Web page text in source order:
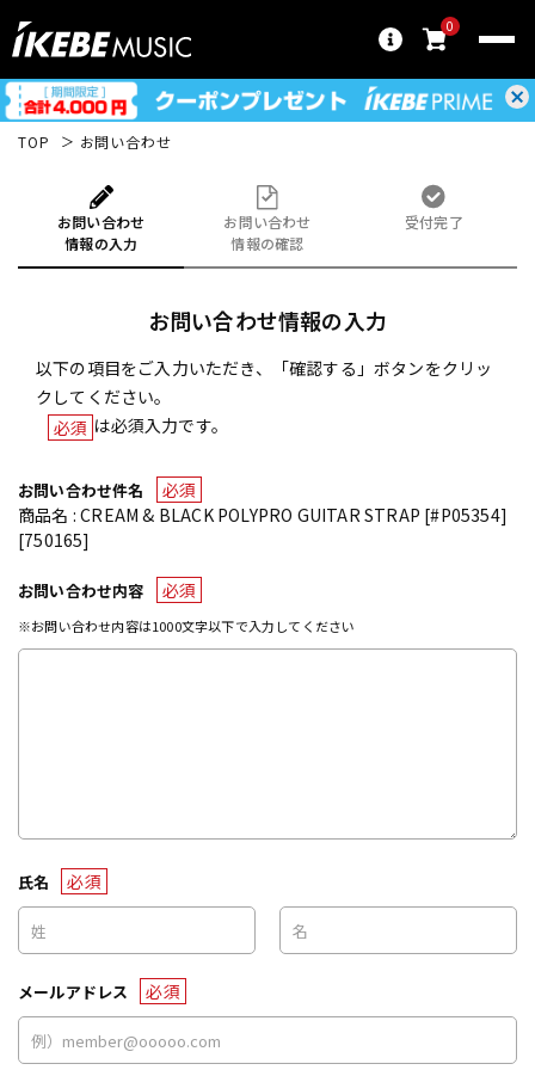
0
TOP お問い合わせ
お問い合わせ
情報の入力
お問い合わせ
情報の確認
受付完了
お問い合わせ情報の入力
以下の項目をご入力いただき、「確認する」ボタンをクリッ
クしてください。
必須 は必須入力です。
お問い合わせ件名
必須
商品名 : CREAM & BLACK POLYPRO GUITAR STRAP [#P05354]
[750165]
お問い合わせ内容 必須
※お問い合わせ内容は1000文字以下で入力してください
氏名 必須
メールアドレス 必須